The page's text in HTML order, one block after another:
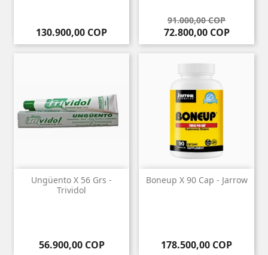
Precio
130.900,00 COP
Precio base
91.000,00 COPPrecio
72.800,00 COP
Ungüento X 56 Grs -
Trividol
Precio
56.900,00 COP
Boneup X 90 Cap - Jarrow
Precio
178.500,00 COP